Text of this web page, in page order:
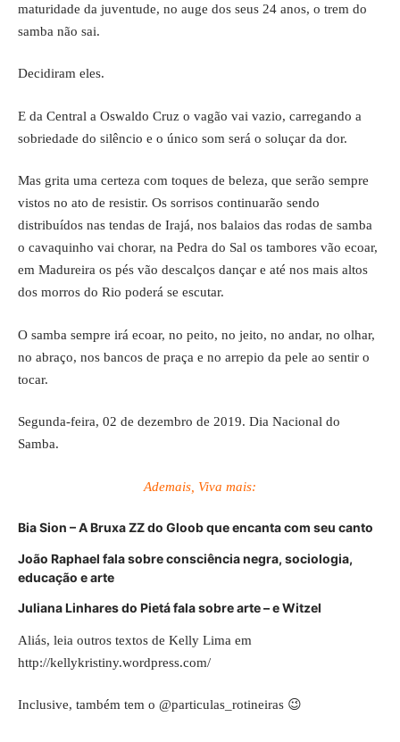
maturidade da juventude, no auge dos seus 24 anos, o trem do
samba não sai.
Decidiram eles.
E da Central a Oswaldo Cruz o vagão vai vazio, carregando a
sobriedade do silêncio e o único som será o soluçar da dor.
Mas grita uma certeza com toques de beleza, que serão sempre
vistos no ato de resistir. Os sorrisos continuarão sendo
distribuídos nas tendas de Irajá, nos balaios das rodas de samba
o cavaquinho vai chorar, na Pedra do Sal os tambores vão ecoar,
em Madureira os pés vão descalços dançar e até nos mais altos
dos morros do Rio poderá se escutar.
O samba sempre irá ecoar, no peito, no jeito, no andar, no olhar,
no abraço, nos bancos de praça e no arrepio da pele ao sentir o
tocar.
Segunda-feira, 02 de dezembro de 2019. Dia Nacional do
Samba.
Ademais, Viva mais:
Bia Sion – A Bruxa ZZ do Gloob que encanta com seu canto
João Raphael fala sobre consciência negra, sociologia,
educação e arte
Juliana Linhares do Pietá fala sobre arte – e Witzel
Aliás, leia outros textos de Kelly Lima em
http://kellykristiny.wordpress.com/
Inclusive, também tem o @particulas_rotineiras 😉